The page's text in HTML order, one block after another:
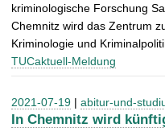
kriminologische Forschung
Chemnitz wird das Zentrum
Kriminologie und
TUCaktuell-Meldung
2021-07-19 | abitur-und-
In Chemnitz wird